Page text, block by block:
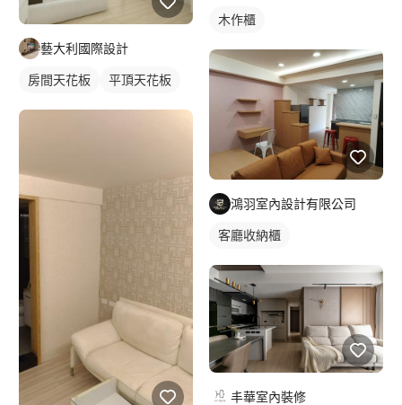
藝大利國際設計
房間天花板 平頂天花板
木作櫃
鴻羽室內設計有限公司
客廳收納櫃
丰華室內裝修